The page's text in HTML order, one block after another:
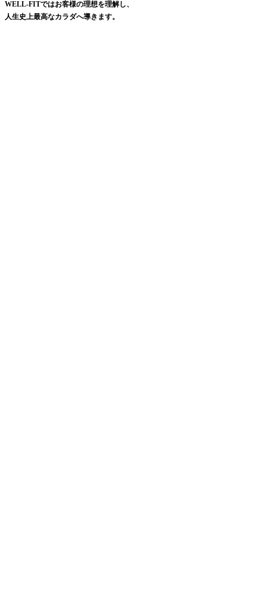
WELL-FITではお客様の理想を理解し、
人生史上最高なカラダへ導きます。